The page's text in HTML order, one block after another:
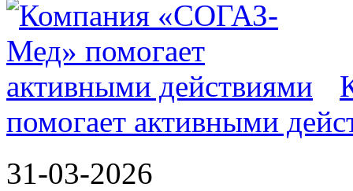
помогает активными
31-03-2026